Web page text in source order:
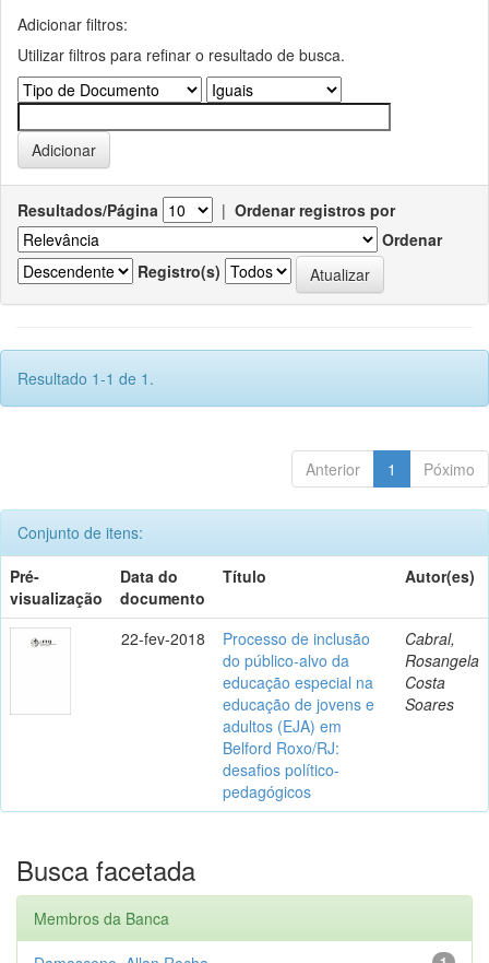
Adicionar filtros:
Utilizar filtros para refinar o resultado de busca.
Resultados/Página | Ordenar registros por
Ordenar
Registro(s)
Resultado 1-1 de 1.
Anterior 1 Póximo
Conjunto de itens:
Pré-
visualização
Data do
documento
Título Autor(es)
22-fev-2018
Processo de inclusão
do público-alvo da
educação especial na
educação de jovens e
adultos (EJA) em
Belford Roxo/RJ:
desafios político-
pedagógicos
Cabral,
Rosangela
Costa
Soares
Busca facetada
Membros da Banca